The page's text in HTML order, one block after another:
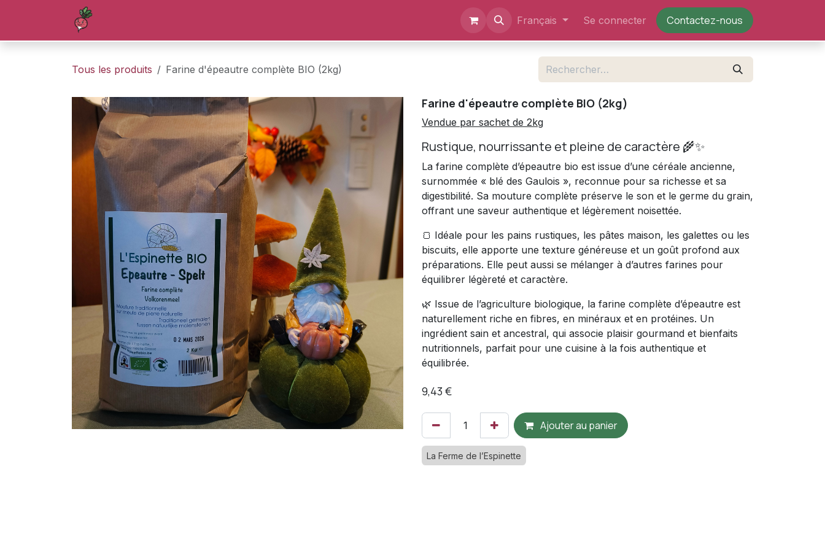
Se rendre au contenu
Français Se connecter Contactez-nous​
Tous les produits Farine d'épeautre complète BIO (2kg)
Farine d'épeautre complète BIO (2kg)
Vendue par sachet de 2kg
Rustique, nourrissante et pleine de caractère 🌾✨
La farine complète d’épeautre bio est issue d’une céréale ancienne,
surnommée « blé des Gaulois », reconnue pour sa richesse et sa
digestibilité. Sa mouture complète préserve le son et le germe du grain,
offrant une saveur authentique et légèrement noisettée.
🍞 Idéale pour les pains rustiques, les pâtes maison, les galettes ou les
biscuits, elle apporte une texture généreuse et un goût profond aux
préparations. Elle peut aussi se mélanger à d’autres farines pour
équilibrer légèreté et caractère.
🌿 Issue de l’agriculture biologique, la farine complète d’épeautre est
naturellement riche en fibres, en minéraux et en protéines. Un
ingrédient sain et ancestral, qui associe plaisir gourmand et bienfaits
nutritionnels, parfait pour une cuisine à la fois authentique et
équilibrée.
9,43€
Ajouter au panier
La Ferme de l’Espinette